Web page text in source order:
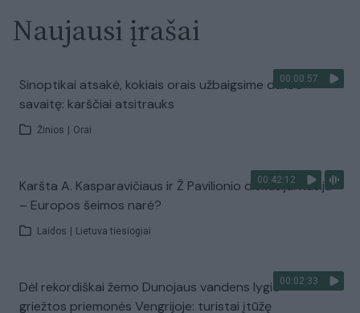
Naujausi įrašai
00:00:57
Sinoptikai atsakė, kokiais orais užbaigsime darbo
savaitę: karščiai atsitrauks
Žinios Orai
00:42:12
Karšta A. Kasparavičiaus ir Ž Pavilionio diskusija: Rusija
– Europos šeimos narė?
Laidos Lietuva tiesiogiai
00:02:33
Dėl rekordiškai žemo Dunojaus vandens lygio –
griežtos priemonės Vengrijoje: turistai įtūžę